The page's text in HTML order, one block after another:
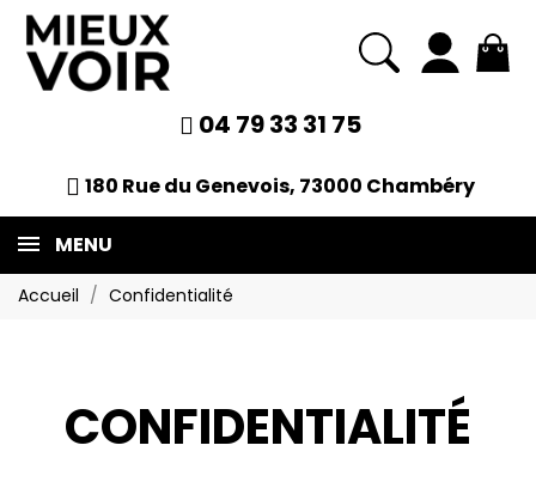
04 79 33 31 75
180 Rue du Genevois, 73000 Chambéry
MENU
Accueil Confidentialité
CONFIDENTIALITÉ